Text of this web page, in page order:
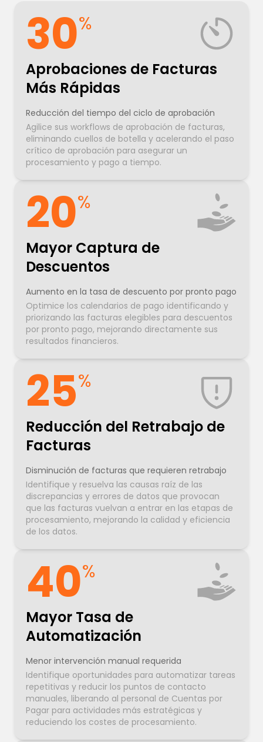
30%
Aprobaciones de Facturas
Más Rápidas
Reducción del tiempo del ciclo de aprobación
Agilice sus workflows de aprobación de facturas,
eliminando cuellos de botella y acelerando el paso
crítico de aprobación para asegurar un
procesamiento y pago a tiempo.
20%
Mayor Captura de
Descuentos
Aumento en la tasa de descuento por pronto pago
Optimice los calendarios de pago identificando y
priorizando las facturas elegibles para descuentos
por pronto pago, mejorando directamente sus
resultados financieros.
25%
Reducción del Retrabajo de
Facturas
Disminución de facturas que requieren retrabajo
Identifique y resuelva las causas raíz de las
discrepancias y errores de datos que provocan
que las facturas vuelvan a entrar en las etapas de
procesamiento, mejorando la calidad y eficiencia
de los datos.
40%
Mayor Tasa de
Automatización
Menor intervención manual requerida
Identifique oportunidades para automatizar tareas
repetitivas y reducir los puntos de contacto
manuales, liberando al personal de Cuentas por
Pagar para actividades más estratégicas y
reduciendo los costes de procesamiento.